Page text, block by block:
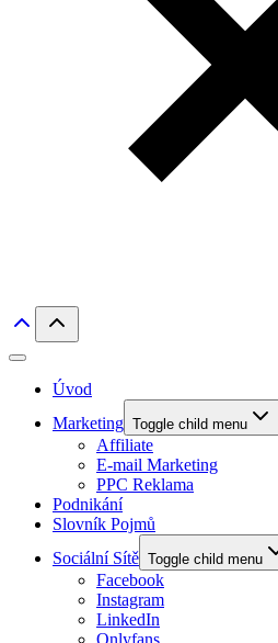
Úvod
Marketing Toggle child menu
Affiliate
E-mail Marketing
PPC Reklama
Podnikání
Slovník Pojmů
Sociální Sítě Toggle child menu
Facebook
Instagram
LinkedIn
Onlyfans